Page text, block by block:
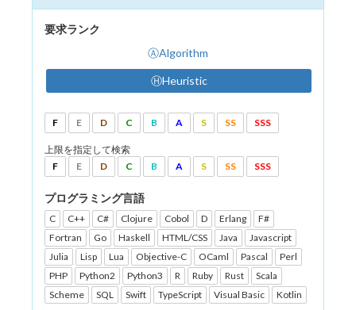
要求ランク
ⒶAlgorithm
ⒽHeuristic
F E D C B A S SS SSS
上限を指定して検索
F
E D C B A S SS SSS
プログラミング言語
C C++ C# Clojure Cobol D Erlang
F#
Fortran
Go Haskell HTML/CSS Java
Javascript
Julia
Lisp Lua Objective-C OCaml Pascal
Perl
PHP
Python2 Python3 R Ruby Rust
Scala
Scheme
SQL Swift TypeScript Visual Basic Kotlin